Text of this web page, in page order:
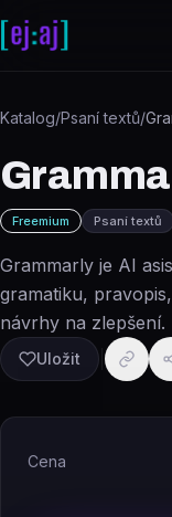
Katalog/Psaní textů/
Freemium Psaní textů
Grammarly je AI
gramatiku,
návrhy na zlepšení.
Uložit
Cena